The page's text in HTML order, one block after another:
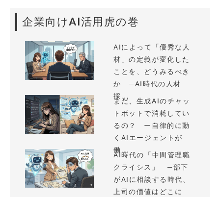
企業向けAI活用虎の巻
AIによって「優秀な人
材」の定義が変化した
ことを、どうみるべき
か —AI時代の人材
採...
まだ、生成AIのチャッ
トボットで消耗してい
るの？ ー自律的に動
くAIエージェントが
働...
AI時代の「中間管理職
クライシス」 —部下
がAIに相談する時代、
上司の価値はどこに